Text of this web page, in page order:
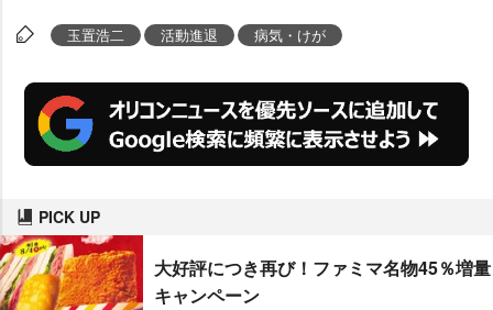
玉置浩二 活動進退 病気・けが
PICK UP
大好評につき再び！ファミマ名物45％増量
キャンペーン